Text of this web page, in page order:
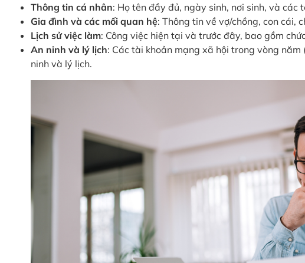
Thông tin cá nhân: Họ tên đầy đủ, ngày sinh, nơi sinh, và các
Gia đình và các mối quan hệ: Thông tin về vợ/chồng, con cái,
Lịch sử việc làm: Công việc hiện tại và trước đây, bao gồm
An ninh và lý lịch: Các tài khoản mạng xã hội trong vòng
ninh và lý lịch.